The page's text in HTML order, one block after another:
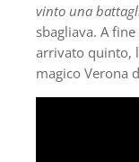
vinto una
sbagliava. A
arrivato quinto,
magico Verona